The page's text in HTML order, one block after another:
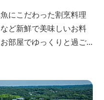
にこだわった割烹料理
ど新鮮で美味しいお料
部屋でゆっくりと過ご